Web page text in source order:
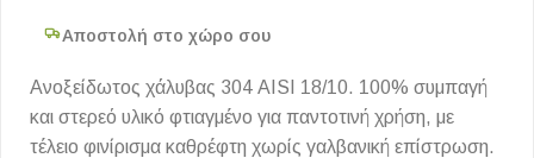
Αποστολή στο χώρο σου
Ανοξείδωτος χάλυβας 304 AISI 18/10. 100% συμπαγή
και στερεό υλικό φτιαγμένο για παντοτινή χρήση, με
τέλειο φινίρισμα καθρέφτη χωρίς γαλβανική επίστρωση.